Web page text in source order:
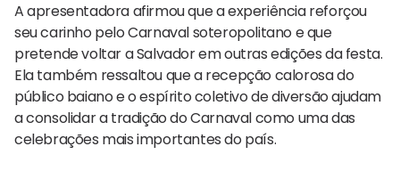
A apresentadora afirmou que a experiência reforçou
seu carinho pelo Carnaval soteropolitano e que
pretende voltar a Salvador em outras edições da festa.
Ela também ressaltou que a recepção calorosa do
público baiano e o espírito coletivo de diversão ajudam
a consolidar a tradição do Carnaval como uma das
celebrações mais importantes do país.